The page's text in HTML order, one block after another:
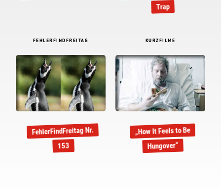
Trap
FEHLERFINDFREITAG
FehlerFindFreitag Nr.
153
KURZFILME
„How It Feels to Be
Hungover“